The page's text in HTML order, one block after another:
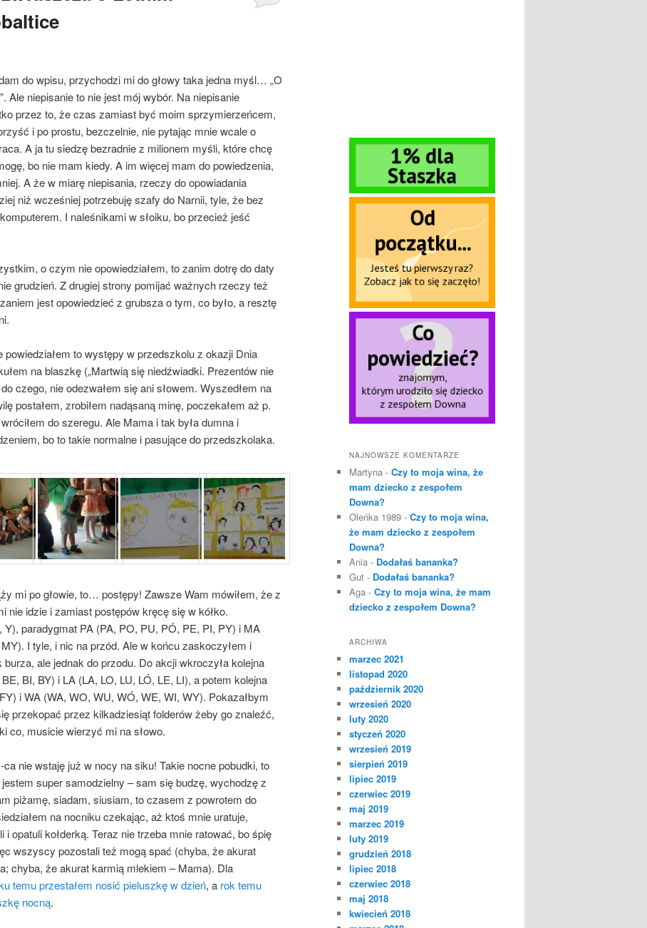
do wpisu, przychodzi mi do głowy taka jedna myśl… „O
Ale niepisanie to nie jest mój wybór. Na niepisanie
przez to, że czas zamiast być moim sprzymierzeńcem,
i po prostu, bezczelnie, nie pytając mnie wcale o
A ja tu siedzę bezradnie z milionem myśli, które chcę
bo nie mam kiedy. A im więcej mam do powiedzenia,
A że w miarę niepisania, rzeczy do opowiadania
niż wcześniej potrzebuję szafy do Narnii, tyle, że bez
I naleśnikami w słoiku, bo przecież jeść
o czym nie opowiedziałem, to zanim dotrę do daty
grudzień. Z drugiej strony pomijać ważnych rzeczy też
jest opowiedzieć z grubsza o tym, co było, a resztę
powiedziałem to występy w przedszkolu z okazji Dnia
na blaszkę („Martwią się niedźwiadki. Prezentów nie
czego, nie odezwałem się ani słowem. Wyszedłem na
postałem, zrobiłem nadąsaną minę, poczekałem aż p.
do szeregu. Ale Mama i tak była dumna i
bo to takie normalne i pasujące do przedszkolaka.
mi po głowie, to… postępy! Zawsze Wam mówiłem, że z
nie idzie i zamiast postępów kręcę się w kółko.
Y), paradygmat PA (PA, PO, PU, PÓ, PE, PI, PY) i MA
I tyle, i nic na przód. Ale w końcu zaskoczyłem i
ale jednak do przodu. Do akcji wkroczyła kolejna
BI, BY) i LA (LA, LO, LU, LÓ, LE, LI), a potem kolejna
i WA (WA, WO, WU, WÓ, WE, WI, WY). Pokazałbym
przekopać przez kilkadziesiąt folderów żeby go znaleźć,
co, musicie wierzyć mi na słowo.
nie wstaję już w nocy na siku! Takie nocne pobudki, to
super samodzielny – sam się budzę, wychodzę z
piżamę, siadam, siusiam, to czasem z powrotem do
na nocniku czekając, aż ktoś mnie uratuje,
i opatuli kołderką. Teraz nie trzeba mnie ratować, bo śpię
wszyscy pozostali też mogą spać (chyba, że akurat
chyba, że akurat karmią mlekiem – Mama). Dla
temu przestałem nosić pieluszkę w dzień, a rok temu
nocną.
NAJNOWSZE KOMENTARZE
Martyna - Czy to moja wina, że
mam dziecko z zespołem
Downa?
Oleńka 1989 - Czy to moja wina,
że mam dziecko z zespołem
Downa?
Ania - Dodałaś bananka?
Gut - Dodałaś bananka?
Aga - Czy to moja wina, że mam
dziecko z zespołem Downa?
ARCHIWA
marzec 2021
listopad 2020
październik 2020
wrzesień 2020
luty 2020
styczeń 2020
wrzesień 2019
sierpień 2019
lipiec 2019
czerwiec 2019
maj 2019
marzec 2019
luty 2019
grudzień 2018
lipiec 2018
czerwiec 2018
maj 2018
kwiecień 2018